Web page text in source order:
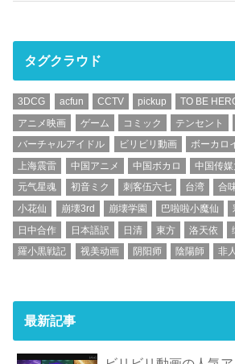
タグクラウド
3DCG acfun CCTV pickup TO BE
アニメ映画
ゲーム コミック テンセント
バーチャルアイドル
ビリビリ動画 ボーカロ
上海震雷
中国アニメ 中国ボカロ 中国传
元气星魂
初音ミク 刺客伍六七 台湾 合
小花仙
崩壊3rd 崩壊学園 巴啦啦小魔仙
日中合作
日本語訳 日清 東方 洛天依
羅小黒戦記
视美动画 阴阳师 陰陽師 非
最新記事